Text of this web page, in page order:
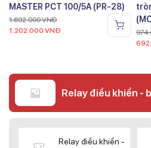
MASTER PCT 100/5A (PR-28)
1.692.000VNĐ
1.202.000 VNĐ
Relay điều khiển -
Relay điều khiển -